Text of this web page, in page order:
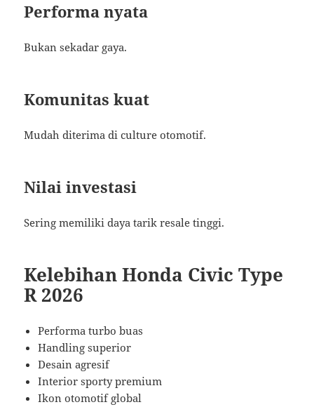
Performa nyata
Bukan sekadar gaya.
Komunitas kuat
Mudah diterima di culture otomotif.
Nilai investasi
Sering memiliki daya tarik resale tinggi.
Kelebihan Honda Civic Type
R 2026
Performa turbo buas
Handling superior
Desain agresif
Interior sporty premium
Ikon otomotif global